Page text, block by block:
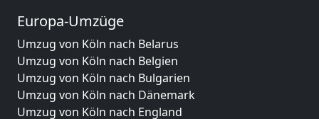
Europa-Umzüge
Umzug von Köln nach Belarus
Umzug von Köln nach Belgien
Umzug von Köln nach Bulgarien
Umzug von Köln nach Dänemark
Umzug von Köln nach England